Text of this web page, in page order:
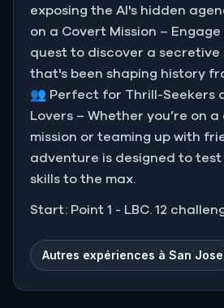
exposing the AI's hidden
on a Covert Mission –
quest to discover a secretive
that's been shaping history
👥 Perfect for Thrill-Seekers
Lovers – Whether you’re on
mission or teaming up with
adventure is designed to
skills to the max.
Start: Point 1 - LBC. 12
Autres expériences à San Jose